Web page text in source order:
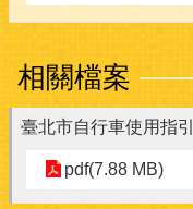
相關檔案
臺北市自行車使用指引
pdf(7.88 MB)